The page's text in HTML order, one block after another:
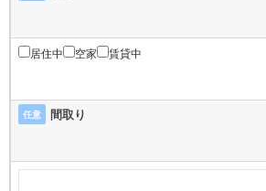
居住中 空家 賃貸中
任意 間取り